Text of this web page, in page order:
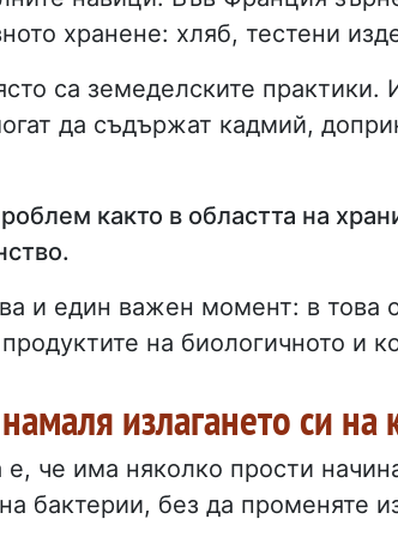
хранене: хляб, тестени
са земеделските практики.
да съдържат кадмий,
както в областта на
и един важен момент: в
на биологичното и
излагането си на
че има няколко прости
бактерии, без да променяте